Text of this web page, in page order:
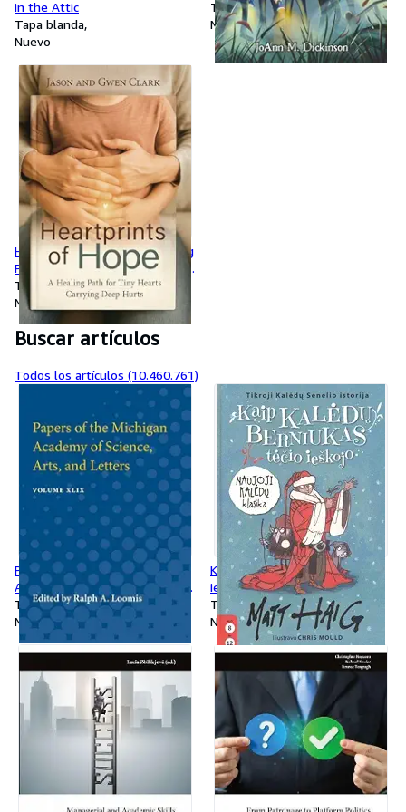
in the Attic
Tapa blanda
Nuevo
Tapa blanda
Nuevo
Heartprints of Hope : A Healing
Path for Tiny Hearts Carrying
Deep Hurts
Tapa blanda
Nuevo
Buscar artículos
Todos los artículos (10.460.761)
Papers of the Michigan
Academy of Science, Arts, and
Letters : Volume XLIX
Tapa blanda
Nuevo
Kaip kaledu berniukas tecio
ieskojo
Tapa blanda
Nuevo